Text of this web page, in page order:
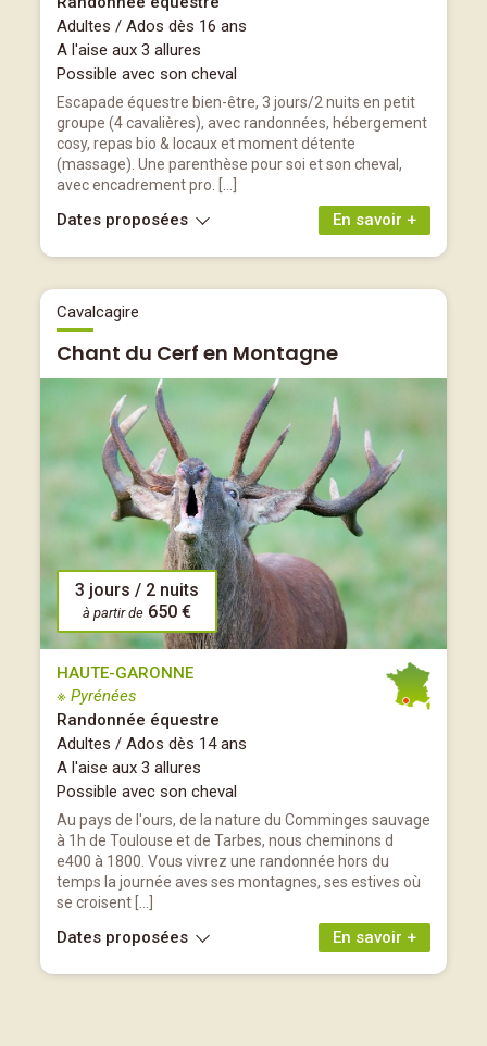
Adultes / Ados dès 16 ans
A l'aise aux 3 allures
Possible avec son cheval
Escapade équestre bien-être, 3 jours/2 nuits en petit
groupe (4 cavalières), avec randonnées, hébergement
cosy, repas bio & locaux et moment détente
(massage). Une parenthèse pour soi et son cheval,
avec encadrement pro. […]
En savoir +
Dates proposées
Cavalcagire
Chant du Cerf en Montagne
3 jours / 2 nuits
à partir de 650 €
HAUTE-GARONNE
※ Pyrénées
Randonnée équestre
Adultes / Ados dès 14 ans
A l'aise aux 3 allures
Possible avec son cheval
Au pays de l'ours, de la nature du Comminges sauvage
à 1h de Toulouse et de Tarbes, nous cheminons d
e400 à 1800. Vous vivrez une randonnée hors du
temps la journée aves ses montagnes, ses estives où
se croisent […]
En savoir +
Dates proposées